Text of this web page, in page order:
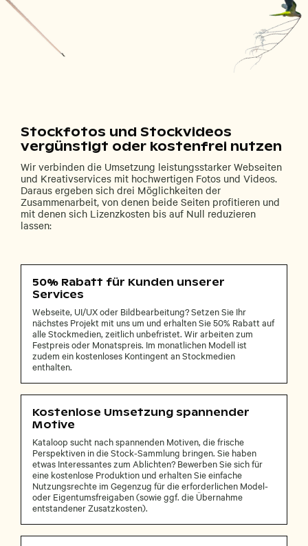
Stockfotos und Stockvideos
vergünstigt oder kostenfrei nutzen
Wir verbinden die Umsetzung leistungsstarker Webseiten
und Kreativservices mit hochwertigen Fotos und Videos.
Daraus ergeben sich drei Möglichkeiten der
Zusammenarbeit, von denen beide Seiten profitieren und
mit denen sich Lizenzkosten bis auf Null reduzieren
lassen:
50% Rabatt für Kunden unserer
Services
Webseite, UI/UX oder Bildbearbeitung? Setzen Sie Ihr
nächstes Projekt mit uns um und erhalten Sie 50% Rabatt auf
alle Stockmedien, zeitlich unbefristet. Wir arbeiten zum
Festpreis oder Monatspreis. Im monatlichen Modell ist
zudem ein kostenloses Kontingent an Stockmedien
enthalten.
Kostenlose Umsetzung spannender
Motive
Kataloop sucht nach spannenden Motiven, die frische
Perspektiven in die Stock-Sammlung bringen. Sie haben
etwas Interessantes zum Ablichten? Bewerben Sie sich für
eine kostenlose Produktion und erhalten Sie einfache
Nutzungsrechte im Gegenzug für die erforderlichen Model-
oder Eigentumsfreigaben (sowie ggf. die Übernahme
entstandener Zusatzkosten).